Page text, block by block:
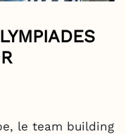
le team building